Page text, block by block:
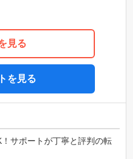
見る
を見る
サポートが丁寧と評判の転